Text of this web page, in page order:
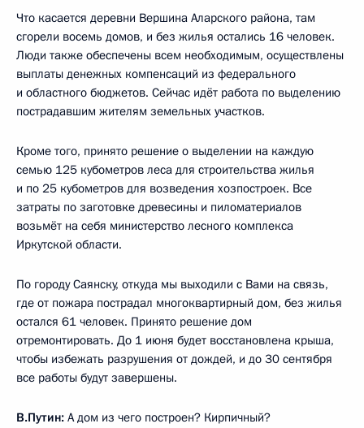
Что касается деревни Вершина Аларского района, там
сгорели восемь домов, и без жилья остались 16 человек.
Люди также обеспечены всем необходимым, осуществлены
выплаты денежных компенсаций из федерального
и областного бюджетов. Сейчас идёт работа по выделению
пострадавшим жителям земельных участков.
Кроме того, принято решение о выделении на каждую
семью 125 кубометров леса для строительства жилья
и по 25 кубометров для возведения хозпостроек. Все
затраты по заготовке древесины и пиломатериалов
возьмёт на себя министерство лесного комплекса
Иркутской области.
По городу Саянску, откуда мы выходили с Вами на связь,
где от пожара пострадал многоквартирный дом, без жилья
остался 61 человек. Принято решение дом
отремонтировать. До 1 июня будет восстановлена крыша,
чтобы избежать разрушения от дождей, и до 30 сентября
все работы будут завершены.
В.Путин: А дом из чего построен? Кирпичный?